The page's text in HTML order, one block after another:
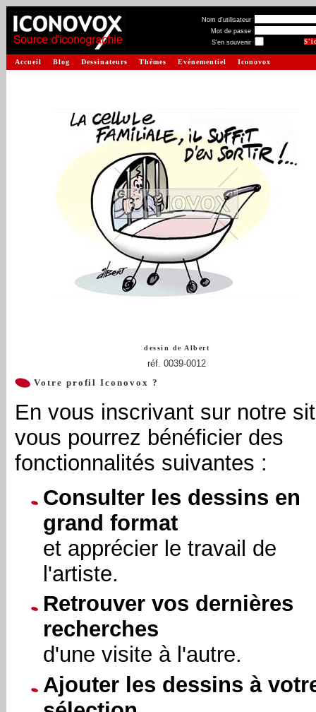
Nom d'utilisateur
Mot de passe
S'en souvenir
Accueil Blog Dessinateurs Thèmes Evénementiel Iconovox
dessin de Albert
réf. 0039-0012
Votre profil Iconovox ?
En vous inscrivant sur notre
vous pourrez bénéficier des
fonctionnalités suivantes :
Consulter les dessins en
grand format
et apprécier le travail de
l'artiste.
Retrouver vos dernières
recherches
d'une visite à l'autre.
Ajouter les dessins à